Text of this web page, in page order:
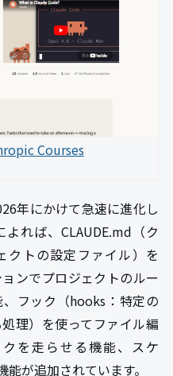
Courses
年にかけて急速に進化し
れば、CLAUDE.md（ク
クトの設定ファイル）を
ンでプロジェクトのルー
フック（hooks：特定の
理）を使ってファイル編
を走らせる機能、スケ
が追加されています。